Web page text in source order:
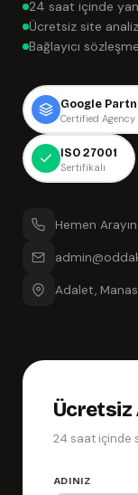
24 saat içinde
Ücretsiz site
Bağlayıcı
Google
Certified Agency
ISO 27001
Sertifikalı
Hemen Arayın
Adalet,
Ücretsiz
24 saat içinde
ADINIZ